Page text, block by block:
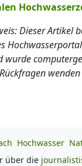
Dieser Artikel
wurde
Hochwasser
über die